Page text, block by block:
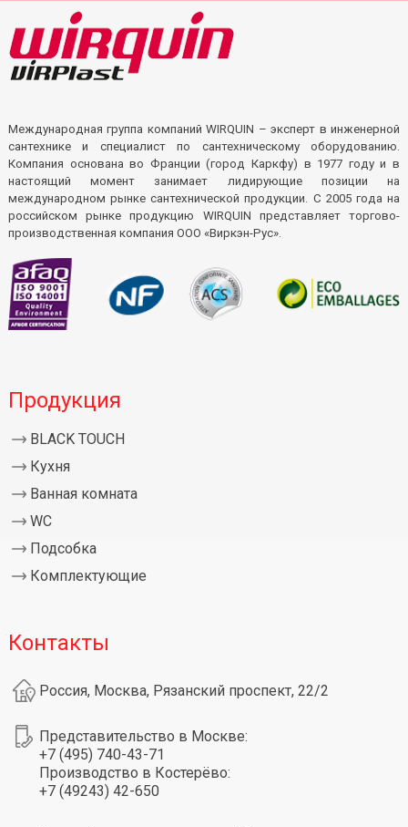
Международная группа компаний WIRQUIN – эксперт в инженерной
сантехнике и специалист по сантехническому оборудованию.
Компания основана во Франции (город Каркфу) в 1977 году и в
настоящий момент занимает лидирующие позиции на
международном рынке сантехнической продукции. С 2005 года на
российском рынке продукцию WIRQUIN представляет торгово-
производственная компания ООО «Виркэн-Рус».
Продукция
BLACK TOUCH
Кухня
Ванная комната
WC
Подсобка
Комплектующие
Контакты
Россия, Москва, Рязанский проспект, 22/2
Представительство в Москве:
+7 (495) 740-43-71
Производство в Костерёво:
+7 (49243) 42-650